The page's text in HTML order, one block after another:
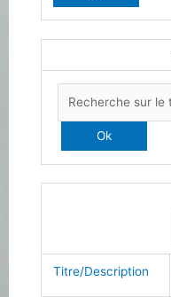
Titre/Description